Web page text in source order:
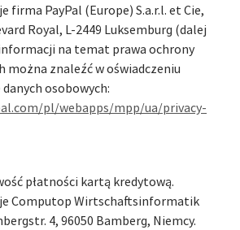
firma PayPal (Europe) S.a.r.l. et Cie,
Royal, L-2449 Luksemburg (dalej
na temat prawa ochrony
można znaleźć w oświadczeniu
osobowych:
pl/webapps/mpp/ua/privacy-
płatności kartą kredytową.
Computop Wirtschaftsinformatik
4, 96050 Bamberg, Niemcy.